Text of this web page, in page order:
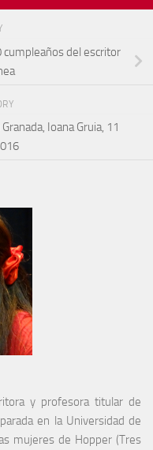
cumpleaños del escritor
Ioana Gruia, 11
y profesora titular de
en la Universidad de
mujeres de Hopper (Tres